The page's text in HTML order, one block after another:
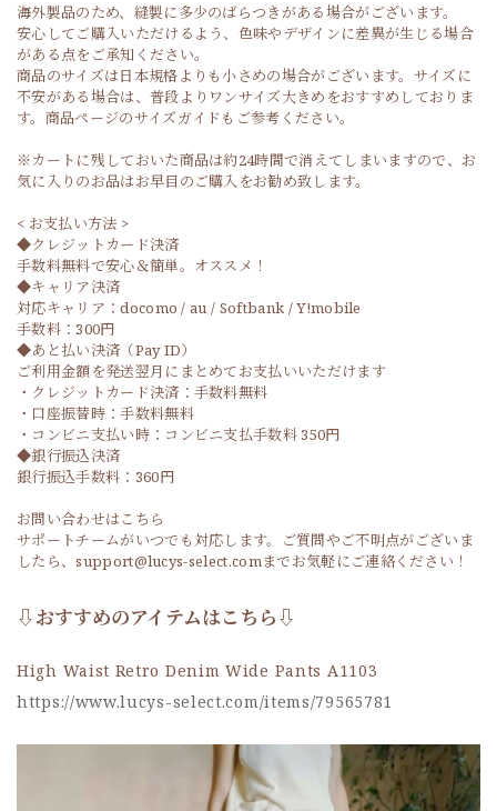
海外製品のため、縫製に多少のばらつきがある場合がございます。
安心してご購入いただけるよう、色味やデザインに差異が生じる場合
がある点をご承知ください。
商品のサイズは日本規格よりも小さめの場合がございます。サイズに
不安がある場合は、普段よりワンサイズ大きめをおすすめしておりま
す。商品ページのサイズガイドもご参考ください。
※カートに残しておいた商品は約24時間で消えてしまいますので、お
気に入りのお品はお早目のご購入をお勧め致します。
< お支払い方法 >
◆クレジットカード決済
手数料無料で安心＆簡単。オススメ！
◆キャリア決済
対応キャリア：docomo / au / Softbank / Y!mobile
手数料：300円
◆あと払い決済（Pay ID）
ご利用金額を発送翌月にまとめてお支払いいただけます
・クレジットカード決済：手数料無料
・口座振替時：手数料無料
・コンビニ支払い時：コンビニ支払手数料 350円
◆銀行振込決済
銀行振込手数料：360円
お問い合わせはこちら
サポートチームがいつでも対応します。ご質問やご不明点がございま
したら、support@lucys-select.comまでお気軽にご連絡ください！
⇩おすすめのアイテムはこちら⇩
High Waist Retro Denim Wide Pants A1103
https://www.lucys-select.com/items/79565781